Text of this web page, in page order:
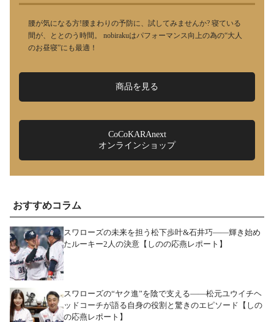
腰が気になる方!腰まわりの予防に、試してみませんか? 寝ている
間が、ととのう時間。 nobirakuはパフォーマンス向上の為の“大人
のお昼寝”にも最適！
商品を見る
CoCoKARAnext
オンラインショップ
おすすめコラム
スワローズの未来を担う松下歩叶&石井巧――輝き始め
たルーキー2人の決意【しのの応燕レポート】
スワローズの“ヤク進”を陰で支える――松元ユウイチヘ
ッドコーチが語る自身の役割と驚きのエピソード【しの
の応燕レポート】